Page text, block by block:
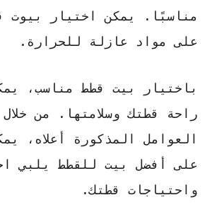
مناسبًا. يمكن اختيار بيوت
على مواد عازلة للحرارة.
باختيار بيت قطط مناسب،
راحة قطتك وسلامتها. من
العوامل المذكورة أعلاه،
على
أفضل بيت للقطط يلبي
واحتياجات قطتك.